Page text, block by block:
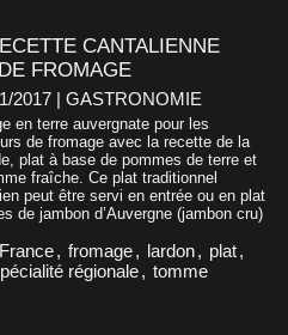
CANTALIENNE
FROMAGE
2017 | GASTRONOMIE
en terre auvergnate pour les
de fromage avec la recette de la
plat à base de pommes de terre et
fraîche. Ce plat traditionnel
peut être servi en entrée ou en plat
de jambon d’Auvergne (jambon cru)
France, fromage, lardon, plat,
régionale, tomme